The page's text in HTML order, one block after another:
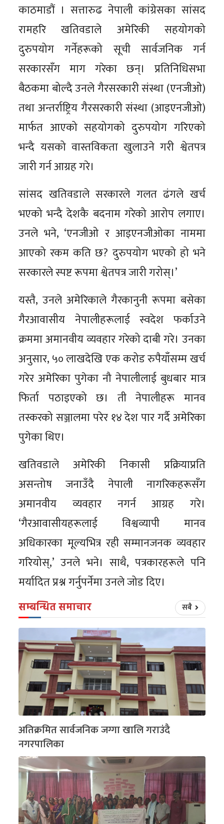
काठमाडौं । सत्तारुढ नेपाली कांग्रेसका सांसद
रामहरि खतिवडाले अमेरिकी सहयोगको
दुरुपयोग गर्नेहरूको सूची सार्वजनिक गर्न
सरकारसँग माग गरेका छन्। प्रतिनिधिसभा
बैठकमा बोल्दै उनले गैरसरकारी संस्था (एनजीओ)
तथा अन्तर्राष्ट्रिय गैरसरकारी संस्था (आइएनजीओ)
मार्फत आएको सहयोगको दुरुपयोग गरिएको
भन्दै यसको वास्तविकता खुलाउने गरी श्वेतपत्र
जारी गर्न आग्रह गरे।
सांसद खतिवडाले सरकारले गलत ढंगले खर्च
भएको भन्दै देशकै बदनाम गरेको आरोप लगाए।
उनले भने, ‘एनजीओ र आइएनजीओका नाममा
आएको रकम कति छ? दुरुपयोग भएको हो भने
सरकारले स्पष्ट रूपमा श्वेतपत्र जारी गरोस्।’
यस्तै, उनले अमेरिकाले गैरकानुनी रूपमा बसेका
गैरआवासीय नेपालीहरूलाई स्वदेश फर्काउने
क्रममा अमानवीय व्यवहार गरेको दाबी गरे। उनका
अनुसार, ५० लाखदेखि एक करोड रुपैयाँसम्म खर्च
गरेर अमेरिका पुगेका नौ नेपालीलाई बुधबार मात्र
फिर्ता पठाइएको छ। ती नेपालीहरू मानव
तस्करको सञ्जालमा परेर १४ देश पार गर्दै अमेरिका
पुगेका थिए।
खतिवडाले अमेरिकी निकासी प्रक्रियाप्रति
असन्तोष जनाउँदै नेपाली नागरिकहरूसँग
अमानवीय व्यवहार नगर्न आग्रह गरे।
‘गैरआवासीयहरूलाई विश्वव्यापी मानव
अधिकारका मूल्यभित्र रही सम्मानजनक व्यवहार
गरियोस्,’ उनले भने। साथै, पत्रकारहरूले पनि
मर्यादित प्रश्न गर्नुपर्नेमा उनले जोड दिए।
सम्बन्धित समाचार सबै
अतिक्रमित सार्वजनिक जग्गा खालि गराउंदै
नगरपालिका